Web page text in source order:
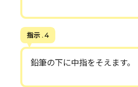
指示 . 4
鉛筆の下に中指をそえます。